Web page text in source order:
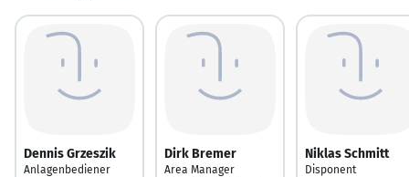
Dennis Grzeszik
Anlagenbediener
Dirk Bremer
Area Manager
Niklas Schmitt
Disponent